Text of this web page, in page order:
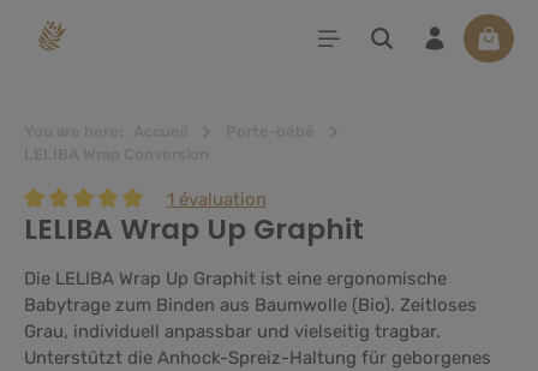
principal Le
Note moyenne de 5 sur 5 étoiles
1 évaluation
LELIBA Wrap Up Graphit
Die LELIBA Wrap Up Graphit ist eine ergonomische
Babytrage zum Binden aus Baumwolle (Bio). Zeitloses
Grau, individuell anpassbar und vielseitig tragbar.
Unterstützt die Anhock-Spreiz-Haltung für geborgenes